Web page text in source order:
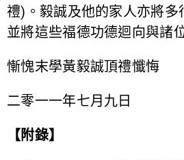
禮)。毅誠及他的家人亦將多
並將這些福德功德迴向與諸
慚愧末學黃毅誠頂禮懺悔
二零一一年七月九日
【附錄】